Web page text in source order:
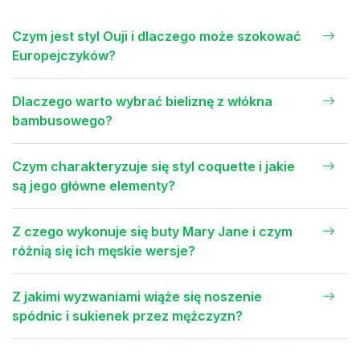
Czym jest styl Ouji i dlaczego może szokować
Europejczyków?
Dlaczego warto wybrać bieliznę z włókna
bambusowego?
Czym charakteryzuje się styl coquette i jakie
są jego główne elementy?
Z czego wykonuje się buty Mary Jane i czym
różnią się ich męskie wersje?
Z jakimi wyzwaniami wiąże się noszenie
spódnic i sukienek przez mężczyzn?